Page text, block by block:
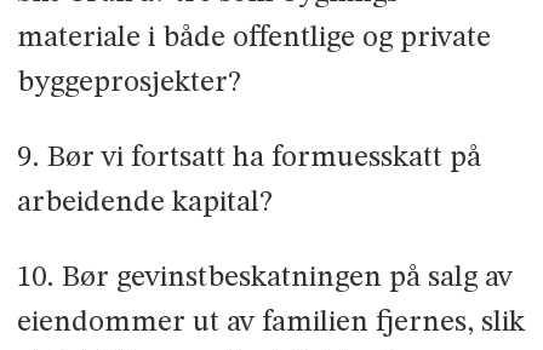
materiale i både offentlige og private
byggeprosjekter?
9. Bør vi fortsatt ha formuesskatt på
arbeidende kapital?
10. Bør gevinstbeskatningen på salg av
eiendommer ut av familien fjernes, slik